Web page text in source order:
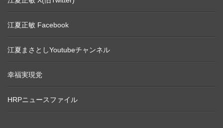
江夏正敏 Facebook
江夏まさとしYoutubeチャンネル
幸福実現党
HRPニュースファイル